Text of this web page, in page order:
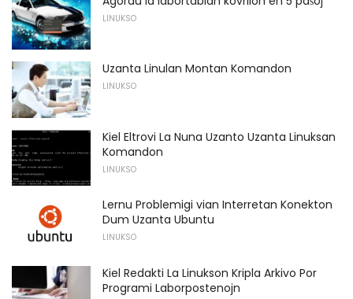
LINUKSO
Uzanta Linulan Montan Komandon
LINUKSO
Kiel Eltrovi La Nuna Uzanto Uzanta Linuksan
Komandon
LINUKSO
Lernu Problemigi vian Interretan Konekton
Dum Uzanta Ubuntu
LINUKSO
Kiel Redakti La Linukson Kripla Arkivo Por
Programi Laborpostenojn